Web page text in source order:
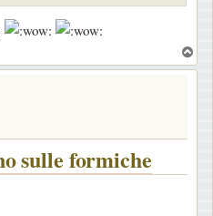
o
sulle formiche